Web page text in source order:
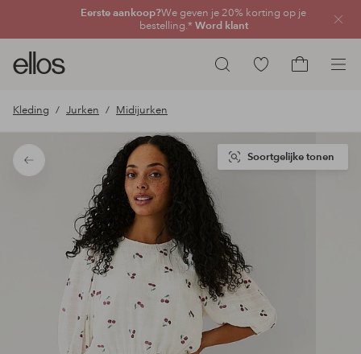
Eerste aankoop?We geven je 20% korting op je
bestelling.* Word klant
Zoeken
Ellos
logo
ga
de
voorpagina
Ga
producten
Kleding Jurken Midijurken
Terug
Soortgelijke tonen